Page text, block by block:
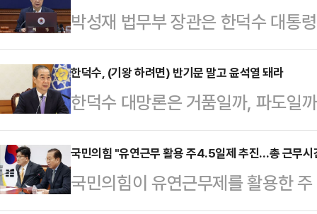
여성과 성관계하던 중 연인 B씨에
의를 받고 있다.…
하는 등 수사를 의뢰한 바 있다. 이
했으며 이미 구속영장 또한 발부 받
기됐던 ‘내부 소행’이라는 추측에
히 밝힌다”고 선을 그었다.이어 “
주시길 정…
박성재 법무부 장관은 한덕수 대통
판관 후보자 2명을 지명한 것과 관
생각한다"고 강조했다.14일 법조계
문에서 더불어민주당 김영배 의원
사법, 행정으로 나눠서 돼 있는데
같이 말했다.그는 "헌법에는 대통
규정이 없고 학계나 실무에서는 다
한덕수, (기왕 하려면) 반기문 말고 윤석열 돼라
한덕수 대망론은 거품일까, 파도일
출마 움직임이 있을 때마다 나오는
양지에서만 살고, 공직에 의해 주어
돌팔매를 맞기 시작하면 금방 도중
국민의힘 "유연근무 활용 주4.5일제 추진…총 근무시
국민의힘이 유연근무제를 활용한